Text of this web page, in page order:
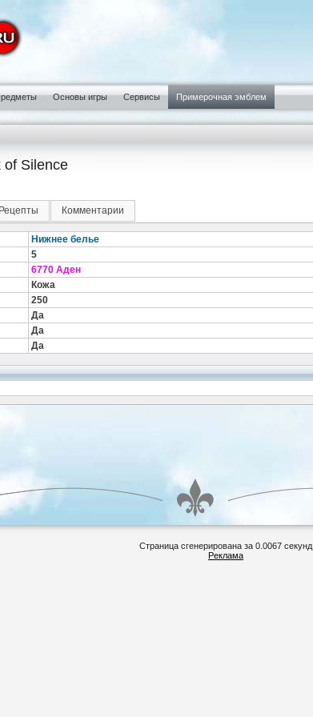
Основы игры Сервисы Примерочная эмблем
Silence
Рецепты Комментарии
Нижнее белье
5
6770 Аден
Кожа
250
Да
Да
Да
Страница сгенерирована за 0.0067 секунд
Реклама